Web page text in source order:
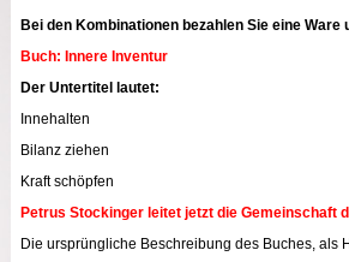
Bei den Kombinationen bezahlen Sie eine
Buch: Innere Inventur
Der Untertitel lautet:
Innehalten
Bilanz ziehen
Kraft schöpfen
Petrus Stockinger leitet jetzt die Gemeinschaft
Die ursprüngliche Beschreibung des Buches, als